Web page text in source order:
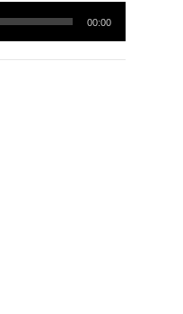
00:00